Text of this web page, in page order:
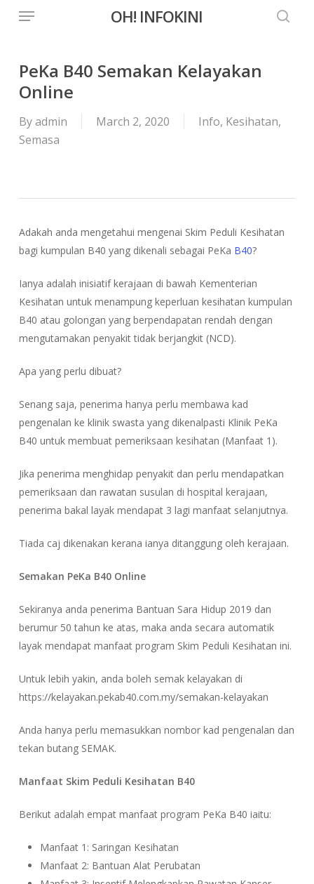
content
OH! INFOKINI
Menu
PeKa B40 Semakan Kelayakan
Online
Byadmin March 2, 2020 Info, Kesihatan,
Semasa
Adakah anda mengetahui mengenai Skim Peduli Kesihatan
bagi kumpulan B40 yang dikenali sebagai PeKa B40?
Ianya adalah inisiatif kerajaan di bawah Kementerian
Kesihatan untuk menampung keperluan kesihatan kumpulan
B40 atau golongan yang berpendapatan rendah dengan
mengutamakan penyakit tidak berjangkit (NCD).
Apa yang perlu dibuat?
Senang saja, penerima hanya perlu membawa kad
pengenalan ke klinik swasta yang dikenalpasti Klinik PeKa
B40 untuk membuat pemeriksaan kesihatan (Manfaat 1).
Jika penerima menghidap penyakit dan perlu mendapatkan
pemeriksaan dan rawatan susulan di hospital kerajaan,
penerima bakal layak mendapat 3 lagi manfaat selanjutnya.
Tiada caj dikenakan kerana ianya ditanggung oleh kerajaan.
Semakan PeKa B40 Online
Sekiranya anda penerima Bantuan Sara Hidup 2019 dan
berumur 50 tahun ke atas, maka anda secara automatik
layak mendapat manfaat program Skim Peduli Kesihatan ini.
Untuk lebih yakin, anda boleh semak kelayakan di
https://kelayakan.pekab40.com.my/semakan-kelayakan
Anda hanya perlu memasukkan nombor kad pengenalan dan
tekan butang SEMAK.
Manfaat Skim Peduli Kesihatan B40
Berikut adalah empat manfaat program PeKa B40 iaitu:
Manfaat 1: Saringan Kesihatan
Manfaat 2: Bantuan Alat Perubatan